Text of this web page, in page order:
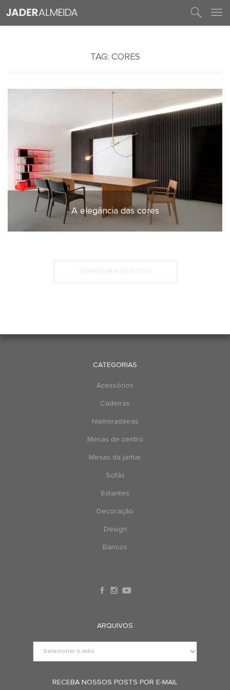
TAG: CORES
21 de abril de 2022
A elegância das cores
CATEGORIAS
Acessórios
Cadeiras
Namoradeiras
Mesas de centro
Mesas da jantar
Sofás
Estantes
Decoração
Design
Bancos
ARQUIVOS
RECEBA NOSSOS POSTS POR E-MAIL